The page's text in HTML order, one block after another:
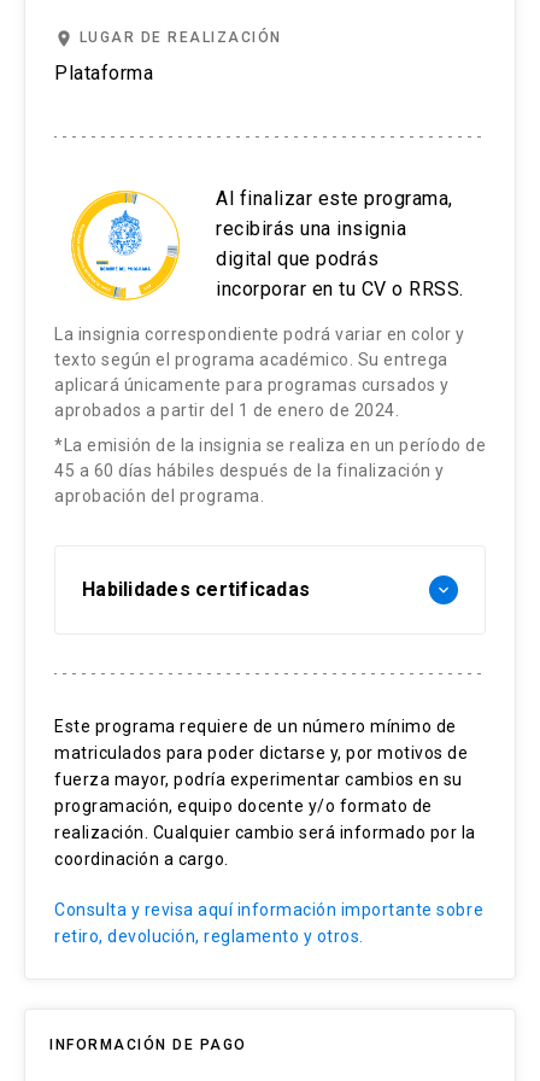
place LUGAR DE REALIZACIÓN
Plataforma
Al finalizar este programa,
recibirás una insignia
digital que podrás
incorporar en tu CV o RRSS.
La insignia correspondiente podrá variar en color y
texto según el programa académico. Su entrega
aplicará únicamente para programas cursados y
aprobados a partir del 1 de enero de 2024.
*La emisión de la insignia se realiza en un período de
45 a 60 días hábiles después de la finalización y
aprobación del programa.
Habilidades certificadas keyboard_arrow_down
Régimen jurídico de las aguas
Concesión marítima
Requisitos ambientales de un proyecto de
desalinización
Procesos sectoriales
Aspectos contractuales y financieros de
un proyecto de desalinización
Este programa requiere de un número mínimo de
matriculados para poder dictarse y, por motivos de
fuerza mayor, podría experimentar cambios en su
programación, equipo docente y/o formato de
realización. Cualquier cambio será informado por la
coordinación a cargo.
Consulta y revisa aquí información importante sobre
retiro, devolución, reglamento y otros.
INFORMACIÓN DE PAGO